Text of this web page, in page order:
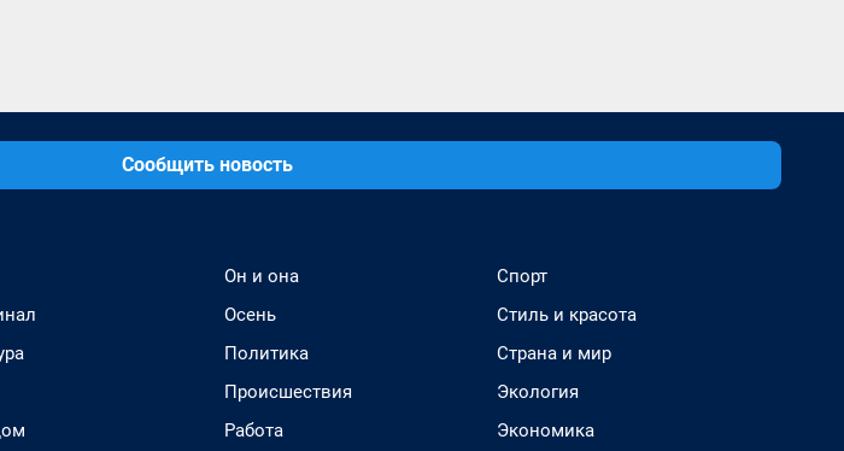
Сообщить новость
Он и она
Осень
Политика
Происшествия
Работа
Спорт
Стиль и красота
Страна и мир
Экология
Экономика